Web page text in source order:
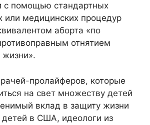
с помощью стандартных
или медицинских процедур
аборта «по
отнятием
жизни».
пролайферов, которые
на свет множеству детей
вклад в защиту жизни
в США, идеологи из